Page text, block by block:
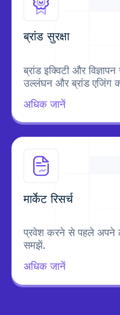
ब्रांड सुरक्षा
ब्रांड इक्विटी और
उल्लंघन और ब्रांड एजिंग
अधिक जानें
मार्केट रिसर्च
प्रवेश करने से पहले अपने
समझें.
अधिक जानें